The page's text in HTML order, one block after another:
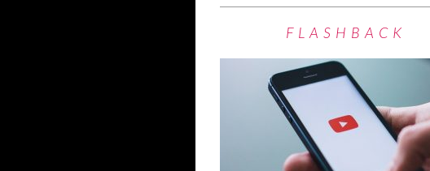
FLASHBACK